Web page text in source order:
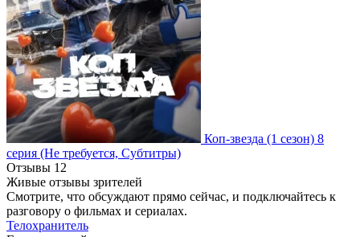
Коп-звезда (1 сезон) 8
серия (Не требуется, Субтитры)
Отзывы 12
Живые отзывы зрителей
Смотрите, что обсуждают прямо сейчас, и подключайтесь к
разговору о фильмах и сериалах.
Телохранитель